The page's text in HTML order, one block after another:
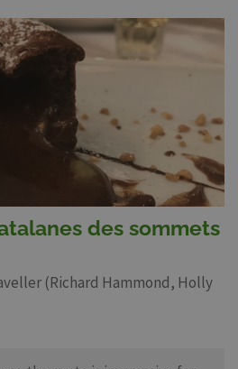
des sommets
(Richard Hammond, Holly